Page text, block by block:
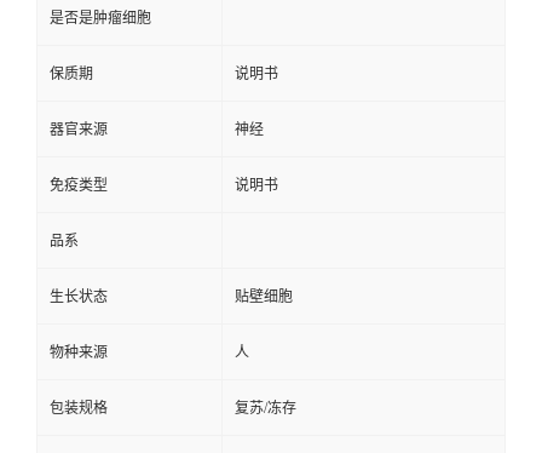
是否是肿瘤细胞
保质期 说明书
器官来源 神经
免疫类型 说明书
品系
生长状态 贴壁细胞
物种来源 人
包装规格 复苏/冻存